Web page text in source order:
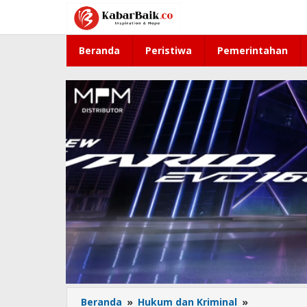
konten
Beranda Peristiwa Pemerintahan
Beranda » Hukum dan Kriminal »